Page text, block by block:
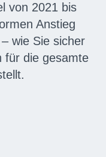
von 2021 bis
Anstieg
wie Sie sicher
für die gesamte